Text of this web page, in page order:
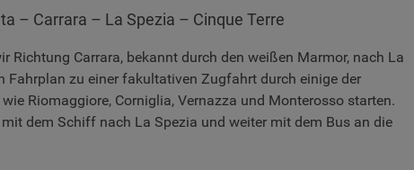
– Carrara – La Spezia – Cinque Terre
Richtung Carrara, bekannt durch den weißen Marmor, nach La
Fahrplan zu einer fakultativen Zugfahrt durch einige der
Riomaggiore, Corniglia, Vernazza und Monterosso starten.
dem Schiff nach La Spezia und weiter mit dem Bus an die